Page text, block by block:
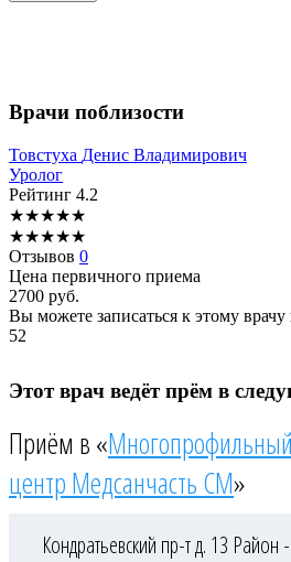
Врачи поблизости
Товстуха Денис Владимирович
Уролог
Рейтинг 4.2
★★★★★
★★★★★
Отзывов 0
Цена первичного приема
2700 руб.
Вы можете записаться к этому
52
Этот врач ведёт прём в
Приём в «
центр Медсанчасть СМ»
Кондратьевский пр-т д. 13 Район